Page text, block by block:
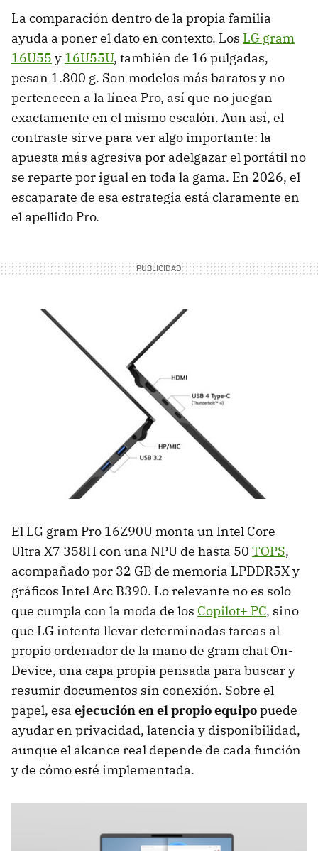
La comparación dentro de la propia familia
ayuda a poner el dato en contexto. Los LG gram
16U55 y 16U55U, también de 16 pulgadas,
pesan 1.800 g. Son modelos más baratos y no
pertenecen a la línea Pro, así que no juegan
exactamente en el mismo escalón. Aun así, el
contraste sirve para ver algo importante: la
apuesta más agresiva por adelgazar el portátil no
se reparte por igual en toda la gama. En 2026, el
escaparate de esa estrategia está claramente en
el apellido Pro.
El LG gram Pro 16Z90U monta un Intel Core
Ultra X7 358H con una NPU de hasta 50 TOPS,
acompañado por 32 GB de memoria LPDDR5X y
gráficos Intel Arc B390. Lo relevante no es solo
que cumpla con la moda de los Copilot+ PC, sino
que LG intenta llevar determinadas tareas al
propio ordenador de la mano de gram chat On-
Device, una capa propia pensada para buscar y
resumir documentos sin conexión. Sobre el
papel, esa ejecución en el propio equipopuede
ayudar en privacidad, latencia y disponibilidad,
aunque el alcance real depende de cada función
y de cómo esté implementada.